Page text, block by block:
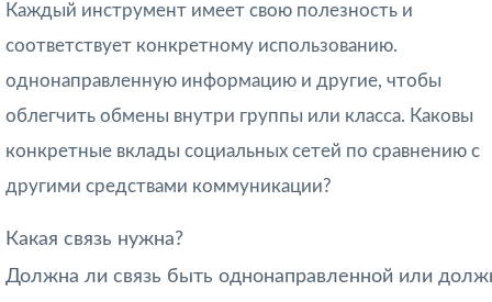
Каждый инструмент имеет свою полезность и
соответствует конкретному использованию.
однонаправленную информацию и другие, чтобы
облегчить обмены внутри группы или класса. Каковы
конкретные вклады социальных сетей по сравнению с
другими средствами коммуникации?
Какая связь нужна?
Должна ли связь быть однонаправленной или